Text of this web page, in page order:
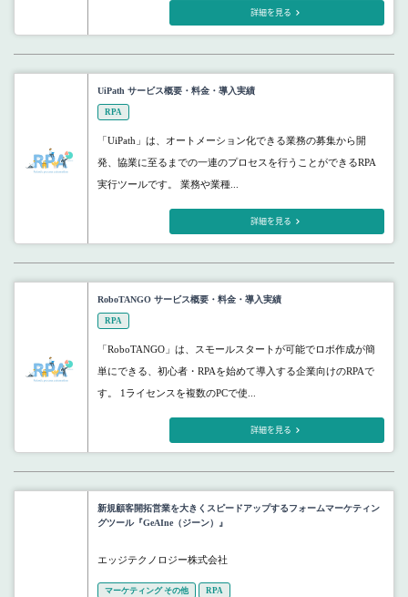
詳細を見る
UiPath サービス概要・料金・導入実績
RPA
「UiPath」は、オートメーション化できる業務の募集から開
発、協業に至るまでの一連のプロセスを行うことができるRPA
実行ツールです。 業務や業種...
詳細を見る
RoboTANGO サービス概要・料金・導入実績
RPA
「RoboTANGO」は、スモールスタートが可能でロボ作成が簡
単にできる、初心者・RPAを始めて導入する企業向けのRPAで
す。 1ライセンスを複数のPCで使...
詳細を見る
新規顧客開拓営業を大きくスピードアップするフォームマーケティン
グツール『GeAIne（ジーン）』
エッジテクノロジー株式会社
マーケティング その他 RPA